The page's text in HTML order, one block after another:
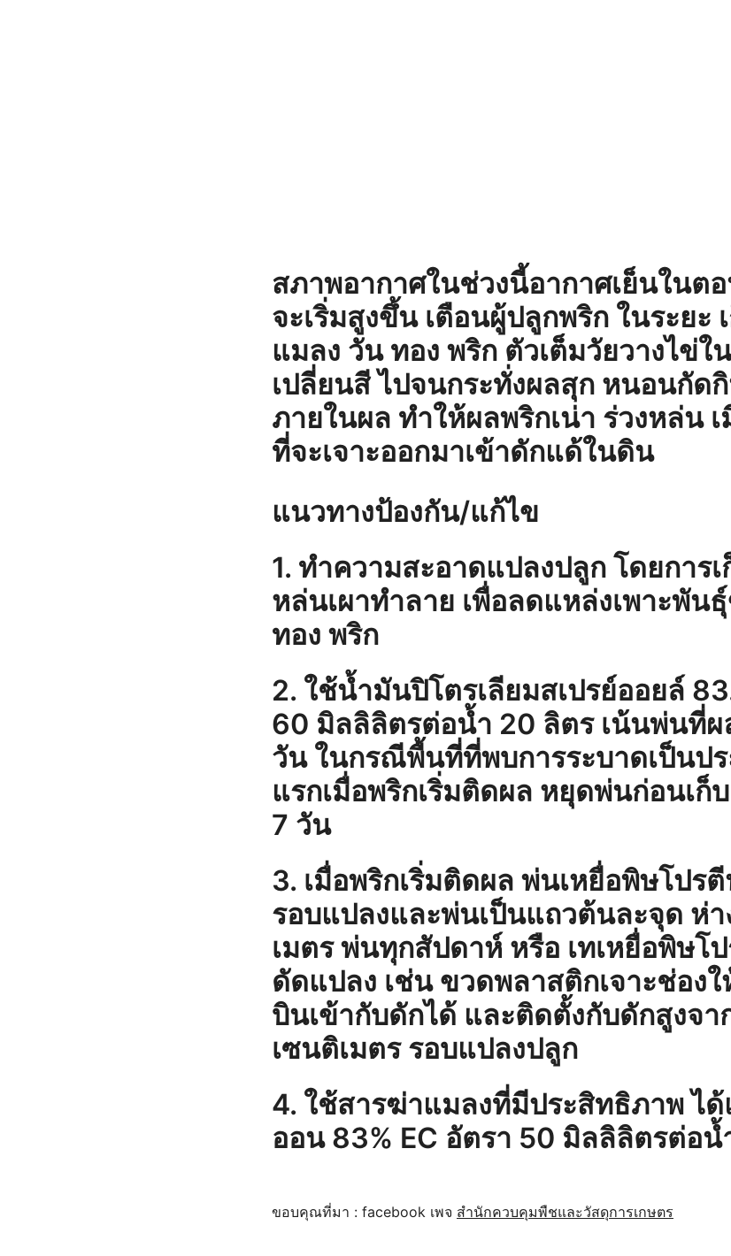
สภาพอากาศในช่วงนี้อากาศเย็นในต
จะเริ่มสูงขึ้น เตือนผู้ปลูกพริก ในระยะ
แมลง วัน ทอง พริก ตัวเต็มวัยวางไข่ใ
เปลี่ยนสี ไปจนกระทั่งผลสุก หนอนกัด
ภายในผล ทำให้ผลพริกเน่า ร่วงหล่น
ที่จะเจาะออกมาเข้าดักแด้ในดิน
แนวทางป้องกัน/แก้ไข
1. ทำความสะอาดแปลงปลูก โดยการ
หล่นเผาทำลาย เพื่อลดแหล่งเพาะพัน
ทอง พริก
2. ใช้น้ำมันปิโตรเลียมสเปรย์ออยล์
60 มิลลิลิตรต่อน้ำ 20 ลิตร เน้นพ่นที่
วัน ในกรณีพื้นที่ที่พบการระบาดเป็นป
แรกเมื่อพริกเริ่มติดผล หยุดพ่นก่อนเก็
7 วัน
3. เมื่อพริกเริ่มติดผล พ่นเหยื่อพิษโปร
รอบแปลงและพ่นเป็นแถวต้นละจุด ห่
เมตร พ่นทุกสัปดาห์ หรือ เทเหยื่อพิษโ
ดัดแปลง เช่น ขวดพลาสติกเจาะช่อง
บินเข้ากับดักได้ และติดตั้งกับดักสูงจ
เซนติเมตร รอบแปลงปลูก
4. ใช้สารฆ่าแมลงที่มีประสิทธิภาพ ไ
ออน 83% EC อัตรา 50 มิลลิลิตรต่อน้
ขอบคุณที่มา : facebook เพจ สำนักควบคุมพืชและวัสดุการเกษตร